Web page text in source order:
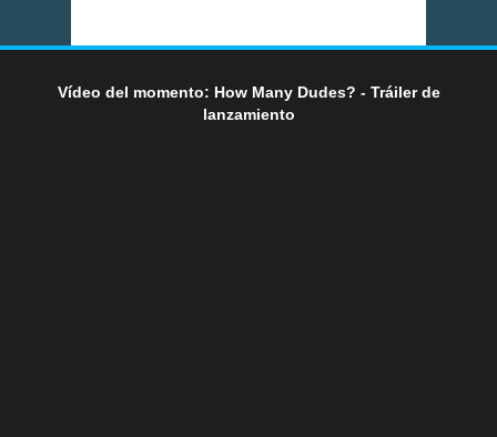
Vídeo del momento: How Many Dudes? - Tráiler de
lanzamiento